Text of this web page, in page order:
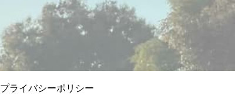
プライバシーポリシー